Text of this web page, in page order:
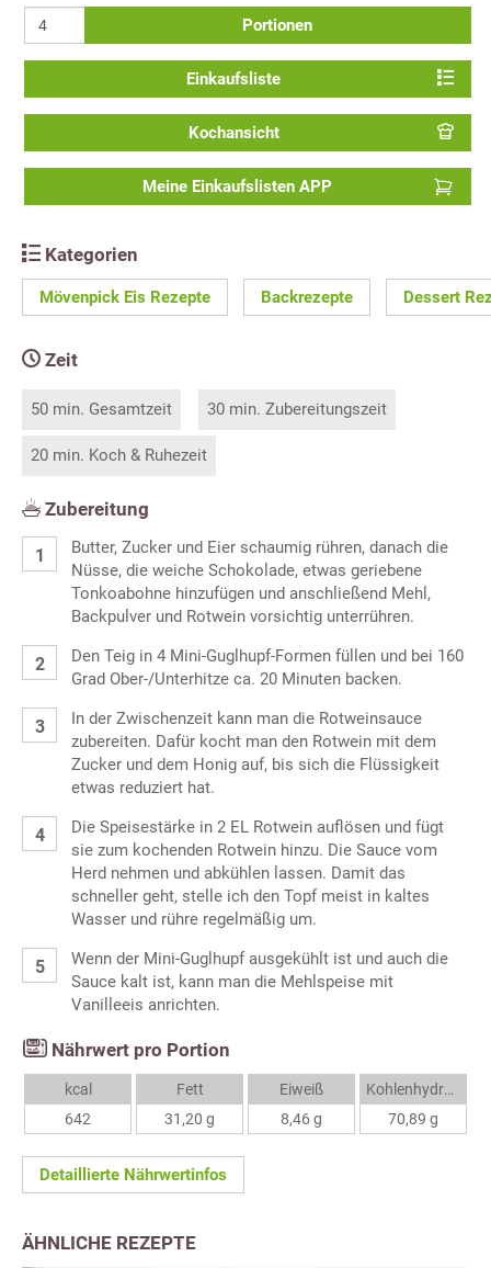
Portionen
Einkaufsliste
Kochansicht
Meine Einkaufslisten APP
Kategorien
Mövenpick Eis Rezepte Backrezepte Dessert
Zeit
50 min. Gesamtzeit 30 min. Zubereitungszeit
20 min. Koch & Ruhezeit
Zubereitung
Butter, Zucker und Eier schaumig rühren, danach die
Nüsse, die weiche Schokolade, etwas geriebene
Tonkoabohne hinzufügen und anschließend Mehl,
Backpulver und Rotwein vorsichtig unterrühren.
Den Teig in 4 Mini-Guglhupf-Formen füllen und bei 160
Grad Ober-/Unterhitze ca. 20 Minuten backen.
In der Zwischenzeit kann man die Rotweinsauce
zubereiten. Dafür kocht man den Rotwein mit dem
Zucker und dem Honig auf, bis sich die Flüssigkeit
etwas reduziert hat.
Die Speisestärke in 2 EL Rotwein auflösen und fügt
sie zum kochenden Rotwein hinzu. Die Sauce vom
Herd nehmen und abkühlen lassen. Damit das
schneller geht, stelle ich den Topf meist in kaltes
Wasser und rühre regelmäßig um.
Wenn der Mini-Guglhupf ausgekühlt ist und auch die
Sauce kalt ist, kann man die Mehlspeise mit
Vanilleeis anrichten.
Nährwert pro Portion
kcal
642
Fett
31,20 g
Eiweiß
8,46 g
Kohlenhydrate
70,89 g
Detaillierte Nährwertinfos
ÄHNLICHE REZEPTE